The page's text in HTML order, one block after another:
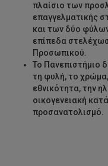
πλαίσιο των
επαγγελματικής
και των δύο
επίπεδα
Προσωπικού.
Το Πανεπιστήμιο
τη φυλή, το
εθνικότητα, την
οικογενειακή
προσανατολισμό.